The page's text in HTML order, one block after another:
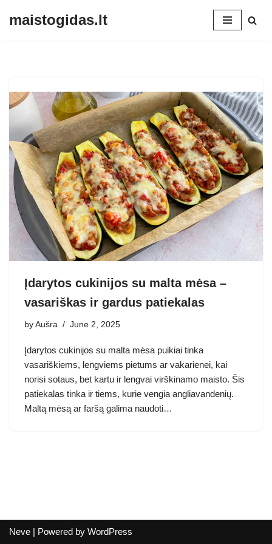
maistogidas.lt
Įdarytos cukinijos su malta mėsa –
vasariškas ir gardus patiekalas
by Aušra June 2, 2025
Įdarytos cukinijos su malta mėsa puikiai tinka
vasariškiems, lengviems pietums ar vakarienei, kai
norisi sotaus, bet kartu ir lengvai virškinamo maisto. Šis
patiekalas tinka ir tiems, kurie vengia angliavandenių.
Maltą mėsą ar faršą galima naudoti…
Neve | Powered by WordPress